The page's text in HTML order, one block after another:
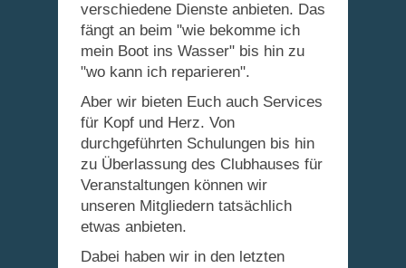
verschiedene Dienste anbieten. Das
fängt an beim "wie bekomme ich
mein Boot ins Wasser" bis hin zu
"wo kann ich reparieren".
Aber wir bieten Euch auch Services
für Kopf und Herz. Von
durchgeführten Schulungen bis hin
zu Überlassung des Clubhauses für
Veranstaltungen können wir
unseren Mitgliedern tatsächlich
etwas anbieten.
Dabei haben wir in den letzten